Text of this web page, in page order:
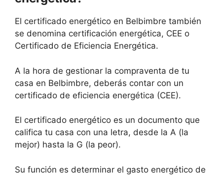
El certificado energético en Belbimbre también
se denomina certificación energética, CEE o
Certificado de Eficiencia Energética.
A la hora de gestionar la compraventa de tu
casa en Belbimbre, deberás contar con un
certificado de eficiencia energética (CEE).
El certificado energético es un documento que
califica tu casa con una letra, desde la A (la
mejor) hasta la G (la peor).
Su función es determinar el gasto energético de